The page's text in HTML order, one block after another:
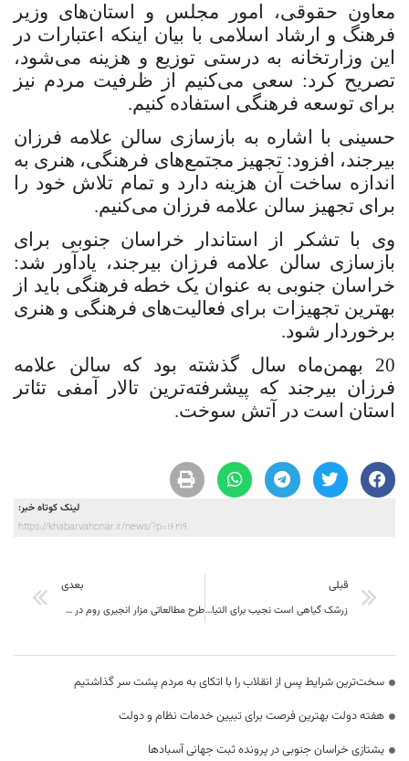
معاون حقوقی، امور مجلس و استان‌های وزیر
فرهنگ و ارشاد اسلامی با بیان اینکه اعتبارات در
این وزارتخانه به درستی توزیع و هزینه می‌شود،
تصریح کرد: سعی می‌کنیم از ظرفیت مردم نیز
برای توسعه فرهنگی استفاده کنیم.
حسینی با اشاره به بازسازی سالن علامه فرزان
بیرجند، افزود: تجهیز مجتمع‌های فرهنگی، هنری به
اندازه ساخت آن هزینه دارد و تمام تلاش خود را
برای تجهیز سالن علامه فرزان می‌کنیم.
وی با تشکر از استاندار خراسان جنوبی برای
بازسازی سالن علامه فرزان بیرجند، یادآور شد:
خراسان جنوبی به عنوان یک خطه فرهنگی باید از
بهترین تجهیزات برای فعالیت‌های فرهنگی و هنری
برخوردار شود.
20 بهمن‌ماه سال گذشته بود که سالن علامه
فرزان بیرجند که پیشرفته‌ترین تالار آمفی تئاتر
استان است در آتش سوخت.
لینک کوتاه خبر:
https://khabarvahonar.ir/news/?p=16219
قبلی
زرشک گیاهی است نجیب برای التیام دردهای سیاسی مخالفان
بعدی
طرح مطالعاتی مزار انجیری روم در شهرستان قائنات آغاز شد
سخت‌ترین شرایط پس از انقلاب را با اتکای به مردم پشت سر گذاشتیم
هفته دولت بهترین فرصت برای تبیین خدمات نظام و دولت
یشتازی خراسان جنوبی در پرونده ثبت جهانی آسبادها